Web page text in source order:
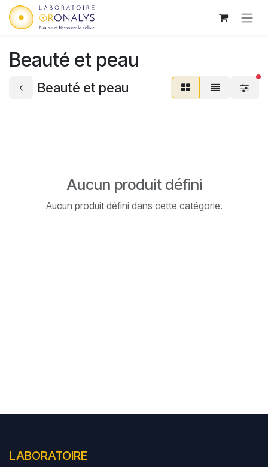
Se rendre au contenu
Beauté et peau
Beauté et peau
Aucun produit défini
Aucun produit défini dans cette catégorie.
LABORATOIRE